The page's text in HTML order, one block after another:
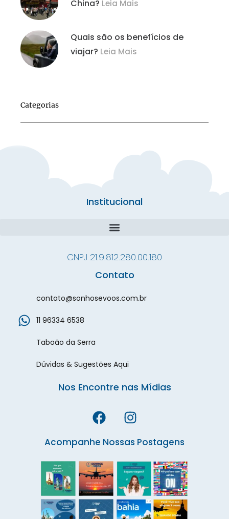
China? Leia Mais
Quais são os benefícios de
viajar? Leia Mais
Categorias
Institucional
CNPJ 21.9.812.280.00.180
Contato
contato@sonhosevoos.com.br
11 96334 6538
Taboão da Serra
Dúvidas & Sugestões Aqui
Nos Encontre nas Mídias
Acompanhe Nossas Postagens